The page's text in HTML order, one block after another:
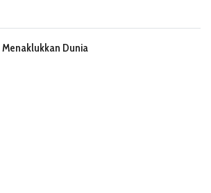
Menaklukkan Dunia